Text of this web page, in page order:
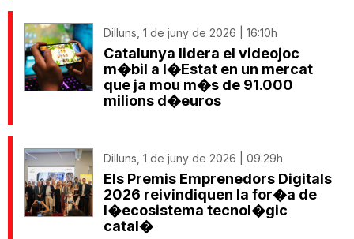
Dilluns, 1 de juny de 2026 | 16:10h
Catalunya lidera el videojoc
m�bil a l�Estat en un mercat
que ja mou m�s de 91.000
milions d�euros
Dilluns, 1 de juny de 2026 | 09:29h
Els Premis Emprenedors Digitals
2026 reivindiquen la for�a de
l�ecosistema tecnol�gic
catal�